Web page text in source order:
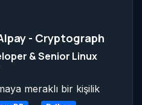
- Cryptograph
& Senior Linux
meraklı bir kişilik